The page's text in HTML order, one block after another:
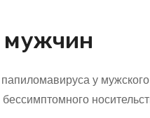
мужчин
у